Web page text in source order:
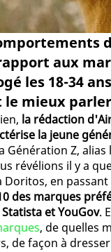
aux
les 18-34
mieux
la rédaction
la jeune
Génération Z,
révélions il y a
Doritos, en
des marques
et YouGov.
, de quelles
de façon à